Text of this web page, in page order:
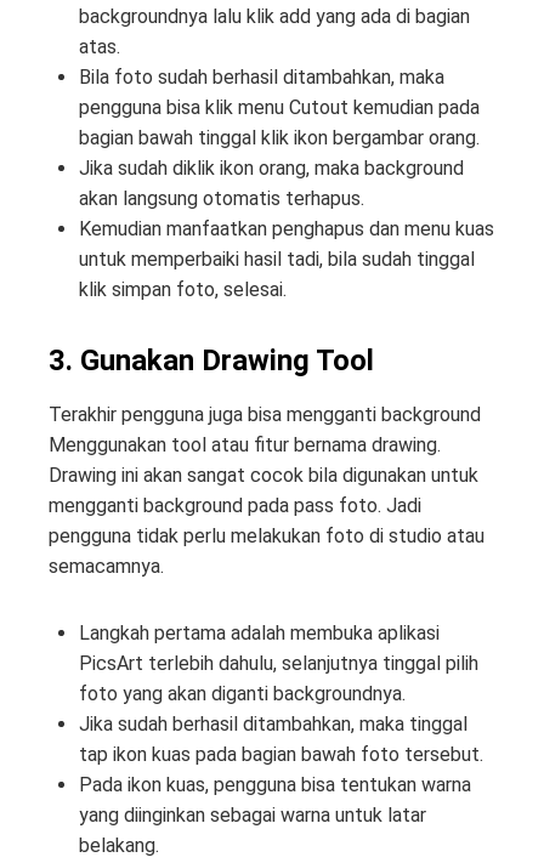
backgroundnya lalu klik add yang ada di bagian
atas.
Bila foto sudah berhasil ditambahkan, maka
pengguna bisa klik menu Cutout kemudian pada
bagian bawah tinggal klik ikon bergambar orang.
Jika sudah diklik ikon orang, maka background
akan langsung otomatis terhapus.
Kemudian manfaatkan penghapus dan menu kuas
untuk memperbaiki hasil tadi, bila sudah tinggal
klik simpan foto, selesai.
3. Gunakan Drawing Tool
Terakhir pengguna juga bisa mengganti background
Menggunakan tool atau fitur bernama drawing.
Drawing ini akan sangat cocok bila digunakan untuk
mengganti background pada pass foto. Jadi
pengguna tidak perlu melakukan foto di studio atau
semacamnya.
Langkah pertama adalah membuka aplikasi
PicsArt terlebih dahulu, selanjutnya tinggal pilih
foto yang akan diganti backgroundnya.
Jika sudah berhasil ditambahkan, maka tinggal
tap ikon kuas pada bagian bawah foto tersebut.
Pada ikon kuas, pengguna bisa tentukan warna
yang diinginkan sebagai warna untuk latar
belakang.